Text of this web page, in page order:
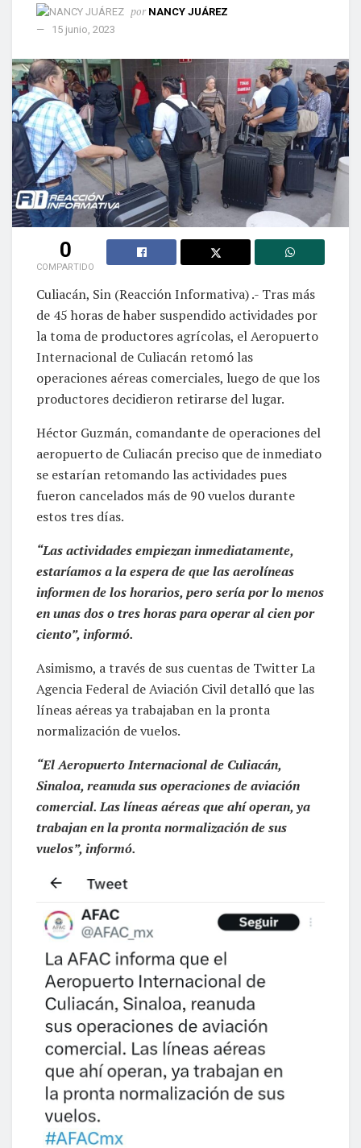
por NANCY JUÁREZ
15 junio, 2023
0
COMPARTIDO
Culiacán, Sin (Reacción Informativa) .- Tras más
de 45 horas de haber suspendido actividades por
la toma de productores agrícolas, el Aeropuerto
Internacional de Culiacán retomó las
operaciones aéreas comerciales, luego de que los
productores decidieron retirarse del lugar.
Héctor Guzmán, comandante de operaciones del
aeropuerto de Culiacán preciso que de inmediato
se estarían retomando las actividades pues
fueron cancelados más de 90 vuelos durante
estos tres días.
“Las actividades empiezan inmediatamente,
estaríamos a la espera de que las aerolíneas
informen de los horarios, pero sería por lo menos
en unas dos o tres horas para operar al cien por
ciento”, informó.
Asimismo, a través de sus cuentas de Twitter La
Agencia Federal de Aviación Civil detalló que las
líneas aéreas ya trabajaban en la pronta
normalización de vuelos.
“El Aeropuerto Internacional de Culiacán,
Sinaloa, reanuda sus operaciones de aviación
comercial. Las líneas aéreas que ahí operan, ya
trabajan en la pronta normalización de sus
vuelos”, informó.